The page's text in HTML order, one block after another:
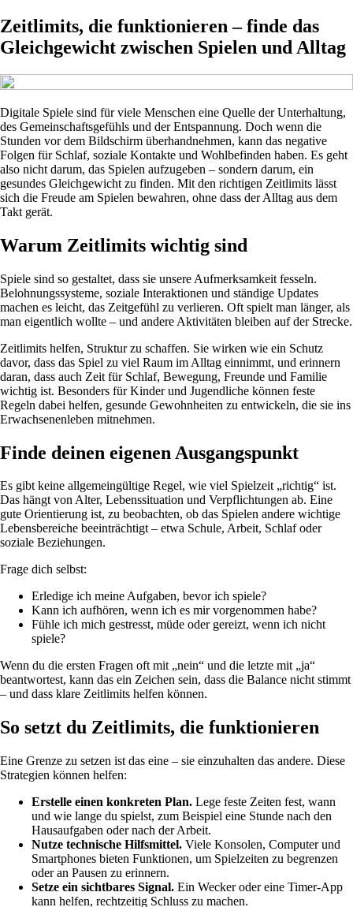
Zeitlimits, die funktionieren – finde das
Gleichgewicht zwischen Spielen und Alltag
Digitale Spiele sind für viele Menschen eine Quelle der Unterhaltung,
des Gemeinschaftsgefühls und der Entspannung. Doch wenn die
Stunden vor dem Bildschirm überhandnehmen, kann das negative
Folgen für Schlaf, soziale Kontakte und Wohlbefinden haben. Es geht
also nicht darum, das Spielen aufzugeben – sondern darum, ein
gesundes Gleichgewicht zu finden. Mit den richtigen Zeitlimits lässt
sich die Freude am Spielen bewahren, ohne dass der Alltag aus dem
Takt gerät.
Warum Zeitlimits wichtig sind
Spiele sind so gestaltet, dass sie unsere Aufmerksamkeit fesseln.
Belohnungssysteme, soziale Interaktionen und ständige Updates
machen es leicht, das Zeitgefühl zu verlieren. Oft spielt man länger, als
man eigentlich wollte – und andere Aktivitäten bleiben auf der Strecke.
Zeitlimits helfen, Struktur zu schaffen. Sie wirken wie ein Schutz
davor, dass das Spiel zu viel Raum im Alltag einnimmt, und erinnern
daran, dass auch Zeit für Schlaf, Bewegung, Freunde und Familie
wichtig ist. Besonders für Kinder und Jugendliche können feste
Regeln dabei helfen, gesunde Gewohnheiten zu entwickeln, die sie ins
Erwachsenenleben mitnehmen.
Finde deinen eigenen Ausgangspunkt
Es gibt keine allgemeingültige Regel, wie viel Spielzeit „richtig“ ist.
Das hängt von Alter, Lebenssituation und Verpflichtungen ab. Eine
gute Orientierung ist, zu beobachten, ob das Spielen andere wichtige
Lebensbereiche beeinträchtigt – etwa Schule, Arbeit, Schlaf oder
soziale Beziehungen.
Frage dich selbst:
Erledige ich meine Aufgaben, bevor ich spiele?
Kann ich aufhören, wenn ich es mir vorgenommen habe?
Fühle ich mich gestresst, müde oder gereizt, wenn ich nicht
spiele?
Wenn du die ersten Fragen oft mit „nein“ und die letzte mit „ja“
beantwortest, kann das ein Zeichen sein, dass die Balance nicht stimmt
– und dass klare Zeitlimits helfen können.
So setzt du Zeitlimits, die funktionieren
Eine Grenze zu setzen ist das eine – sie einzuhalten das andere. Diese
Strategien können helfen:
Erstelle einen konkreten Plan. Lege feste Zeiten fest, wann
und wie lange du spielst, zum Beispiel eine Stunde nach den
Hausaufgaben oder nach der Arbeit.
Nutze technische Hilfsmittel. Viele Konsolen, Computer und
Smartphones bieten Funktionen, um Spielzeiten zu begrenzen
oder an Pausen zu erinnern.
Setze ein sichtbares Signal. Ein Wecker oder eine Timer-App
kann helfen, rechtzeitig Schluss zu machen.